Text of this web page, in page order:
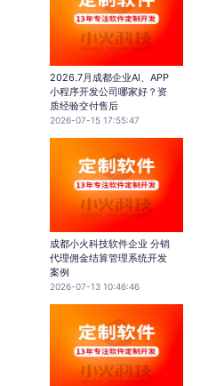
2026.7月成都企业AI、APP
小程序开发公司哪家好？资
质经验交付售后
2026-07-15 17:55:47
成都小火科技软件企业 分销
代理佣金结算管理系统开发
案例
2026-07-13 10:46:46